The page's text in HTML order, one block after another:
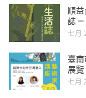
順
誌 —
七月
臺
展覽
七月